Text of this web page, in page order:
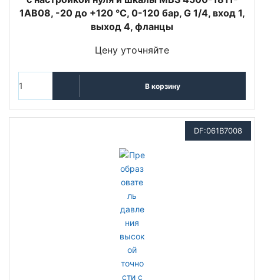
1AB08, -20 до +120 °C, 0-120 бар, G 1/4, вход 1,
выход 4, фланцы
Цену уточняйте
В корзину
DF:061B7008